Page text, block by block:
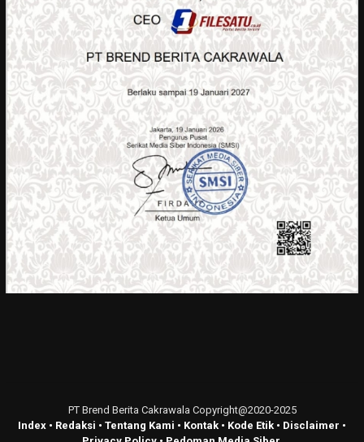
PT Brend Berita Cakrawala Copyright@2020-2025
Index • Redaksi • Tentang Kami • Kontak • Kode Etik • Disclaimer •